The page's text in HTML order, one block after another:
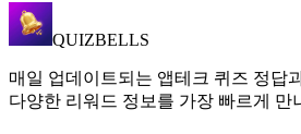
QUIZBELLS
매일 업데이트되는 앱테크 퀴즈 정답
다양한 리워드 정보를 가장 빠르게 만